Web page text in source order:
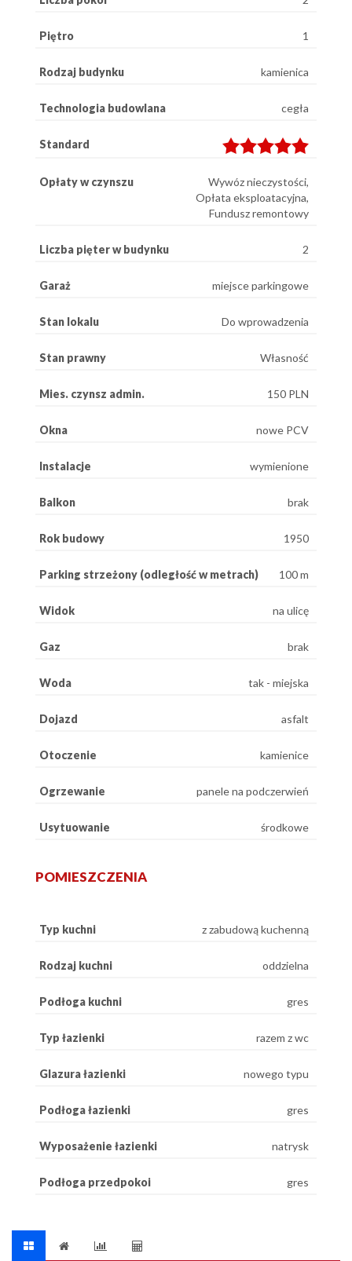
Piętro 1
Rodzaj budynku kamienica
Technologia budowlana cegła
Standard
Opłaty w czynszu
Wywóz nieczystości,
Opłata eksploatacyjna,
Fundusz remontowy
Liczba pięter w budynku 2
Garaż miejsce parkingowe
Stan lokalu Do wprowadzenia
Stan prawny Własność
Mies. czynsz admin. 150 PLN
Okna nowe PCV
Instalacje wymienione
Balkon brak
Rok budowy 1950
Parking strzeżony (odległość w metrach) 100 m
Widok na ulicę
Gaz brak
Woda tak - miejska
Dojazd asfalt
Otoczenie kamienice
Ogrzewanie panele na podczerwień
Usytuowanie środkowe
POMIESZCZENIA
Typ kuchni z zabudową kuchenną
Rodzaj kuchni oddzielna
Podłoga kuchni gres
Typ łazienki razem z wc
Glazura łazienki nowego typu
Podłoga łazienki gres
Wyposażenie łazienki natrysk
Podłoga przedpokoi gres